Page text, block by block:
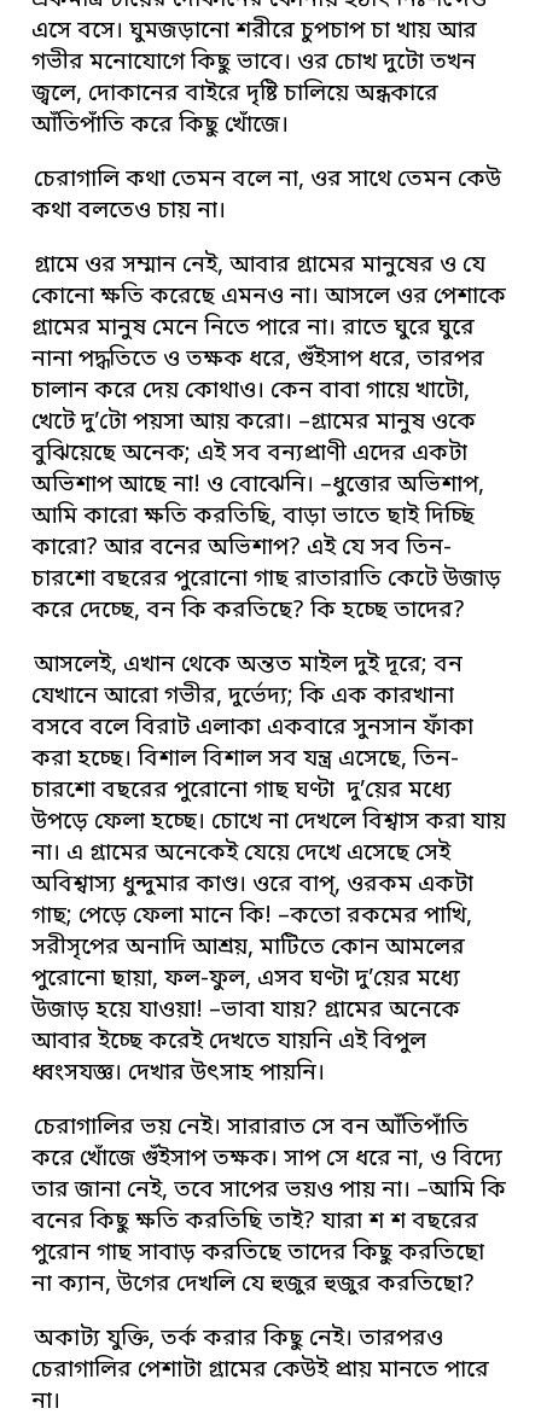
এসে বসে। ঘুমজড়ানো শরীরে চুপচাপ চা খায় আর
গভীর মনোযোগে কিছু ভাবে। ওর চোখ দুটো তখন
জ্বলে, দোকানের বাইরে দৃষ্টি চালিয়ে অন্ধকারে
আঁতিপাঁতি করে কিছু খোঁজে।
চেরাগালি কথা তেমন বলে না, ওর সাথে তেমন কেউ
কথা বলতেও চায় না।
গ্রামে ওর সম্মান নেই, আবার গ্রামের মানুষের ও যে
কোনো ক্ষতি করেছে এমনও না। আসলে ওর পেশাকে
গ্রামের মানুষ মেনে নিতে পারে না। রাতে ঘুরে ঘুরে
নানা পদ্ধতিতে ও তক্ষক ধরে, গুঁইসাপ ধরে, তারপর
চালান করে দেয় কোথাও। কেন বাবা গায়ে খাটো,
খেটে দু’টো পয়সা আয় করো। –গ্রামের মানুষ ওকে
বুঝিয়েছে অনেক; এই সব বন্যপ্রাণী এদের একটা
অভিশাপ আছে না! ও বোঝেনি। –ধুত্তোর অভিশাপ,
আমি কারো ক্ষতি করতিছি, বাড়া ভাতে ছাই দিচ্ছি
কারো? আর বনের অভিশাপ? এই যে সব তিন-
চারশো বছরের পুরোনো গাছ রাতারাতি কেটে উজাড়
করে দেচ্ছে, বন কি করতিছে? কি হচ্ছে তাদের?
আসলেই, এখান থেকে অন্তত মাইল দুই দূরে; বন
যেখানে আরো গভীর, দুর্ভেদ্য; কি এক কারখানা
বসবে বলে বিরাট এলাকা একবারে সুনসান ফাঁকা
করা হচ্ছে। বিশাল বিশাল সব যন্ত্র এসেছে, তিন-
চারশো বছরের পুরোনো গাছ ঘণ্টা দু’য়ের মধ্যে
উপড়ে ফেলা হচ্ছে। চোখে না দেখলে বিশ্বাস করা যায়
না। এ গ্রামের অনেকেই যেয়ে দেখে এসেছে সেই
অবিশ্বাস্য ধুন্দুমার কাণ্ড। ওরে বাপ্, ওরকম একটা
গাছ; পেড়ে ফেলা মানে কি! –কতো রকমের পাখি,
সরীসৃপের অনাদি আশ্রয়, মাটিতে কোন আমলের
পুরোনো ছায়া, ফল-ফুল, এসব ঘণ্টা দু’য়ের মধ্যে
উজাড় হয়ে যাওয়া! –ভাবা যায়? গ্রামের অনেকে
আবার ইচ্ছে করেই দেখতে যায়নি এই বিপুল
ধ্বংসযজ্ঞ। দেখার উৎসাহ পায়নি।
চেরাগালির ভয় নেই। সারারাত সে বন আঁতিপাঁতি
করে খোঁজে গুঁইসাপ তক্ষক। সাপ সে ধরে না, ও বিদ্যে
তার জানা নেই, তবে সাপের ভয়ও পায় না। –আমি কি
বনের কিছু ক্ষতি করতিছি তাই? যারা শ শ বছরের
পুরোন গাছ সাবাড় করতিছে তাদের কিছু করতিছো
না ক্যান, উগের দেখলি যে হুজুর হুজুর করতিছো?
অকাট্য যুক্তি, তর্ক করার কিছু নেই। তারপরও
চেরাগালির পেশাটা গ্রামের কেউই প্রায় মানতে পারে
না।